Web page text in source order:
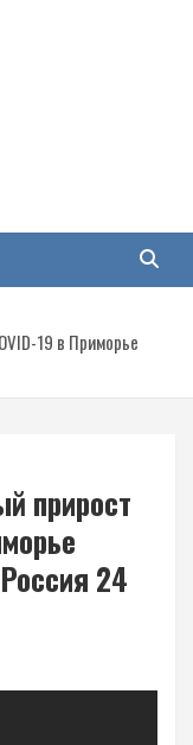
война
в Новороссии, ДНР,
19 в Приморье
прирост
24